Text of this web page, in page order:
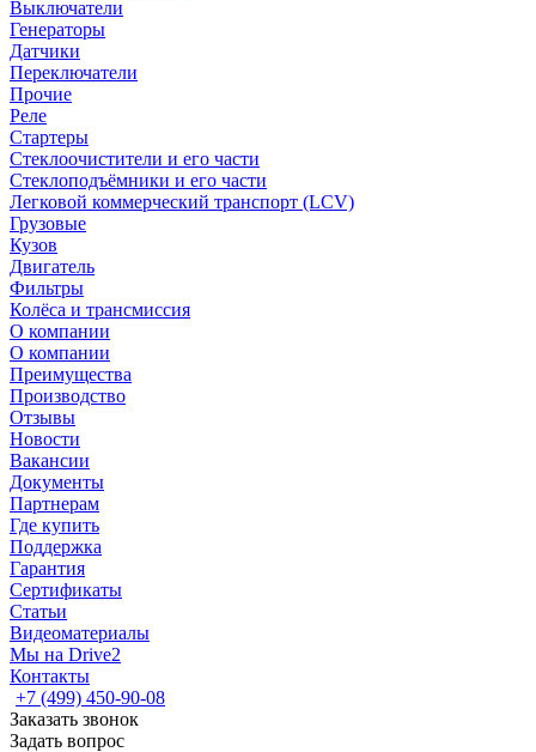
Выключатели
Генераторы
Датчики
Переключатели
Прочие
Реле
Стартеры
Стеклоочистители и его части
Стеклоподъёмники и его части
Легковой коммерческий транспорт (LCV)
Грузовые
Кузов
Двигатель
Фильтры
Колёса и трансмиссия
О компании
О компании
Преимущества
Производство
Отзывы
Новости
Вакансии
Документы
Партнерам
Где купить
Поддержка
Гарантия
Сертификаты
Статьи
Видеоматериалы
Мы на Drive2
Контакты
+7 (499) 450-90-08
Заказать звонок
Задать вопрос